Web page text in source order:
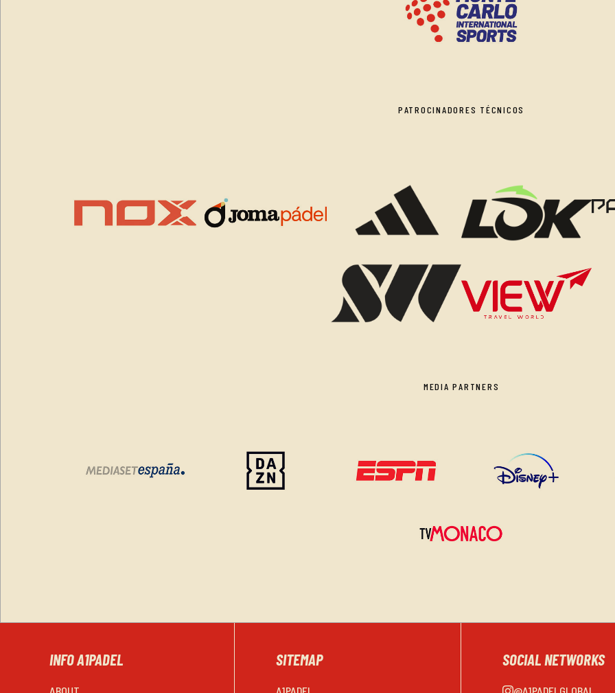
PATROCINADORES TÉCNICOS
MEDIA PARTNERS
INFO A1PADEL SITEMAP SOCIAL NETWORKS